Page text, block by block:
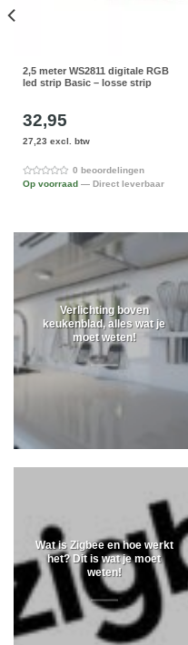
2,5 meter WS2811 digitale RGB
led strip Basic – losse strip
32,95
27,23 excl. btw
0 beoordelingen
Op voorraad — Direct leverbaar
Verlichting boven
keukenblad, alles wat je
moet weten!
Wat is Zigbee en hoe werkt
het? Dit is wat je moet
weten!